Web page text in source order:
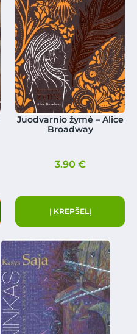
Juodvarnio žymė – Alice
Broadway
3.90 €
Į KREPŠELĮ